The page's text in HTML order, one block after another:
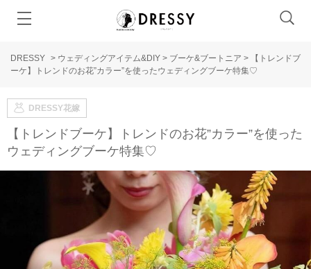
DRESSY > ウェディングアイテム&DIY > ブーケ&ブートニア >
【トレンドブ
ーケ】トレンドのお花”カラー”を使ったウェディングブーケ特集♡
DRESSY花嫁
【トレンドブーケ】トレンドのお花”カラー”を使った
ウェディングブーケ特集♡